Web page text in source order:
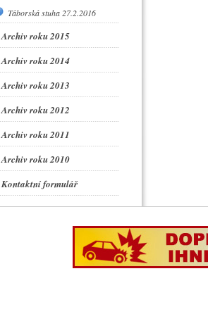
Táborská stuha 27.2.2016
Archiv roku 2015
Archiv roku 2014
Archiv roku 2013
Archiv roku 2012
Archiv roku 2011
Archiv roku 2010
Kontaktní formulář